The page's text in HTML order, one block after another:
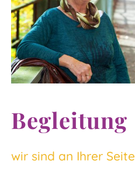
Begleitung
wir sind an Ihrer Seite